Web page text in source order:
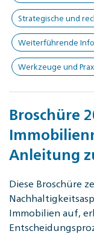
Strategische und
Weiterführende
Werkzeuge und
Broschüre
Anleitung
Diese Broschüre
Immobilien auf,